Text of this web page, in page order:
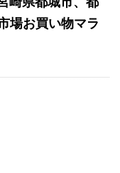
場お買い物マラ